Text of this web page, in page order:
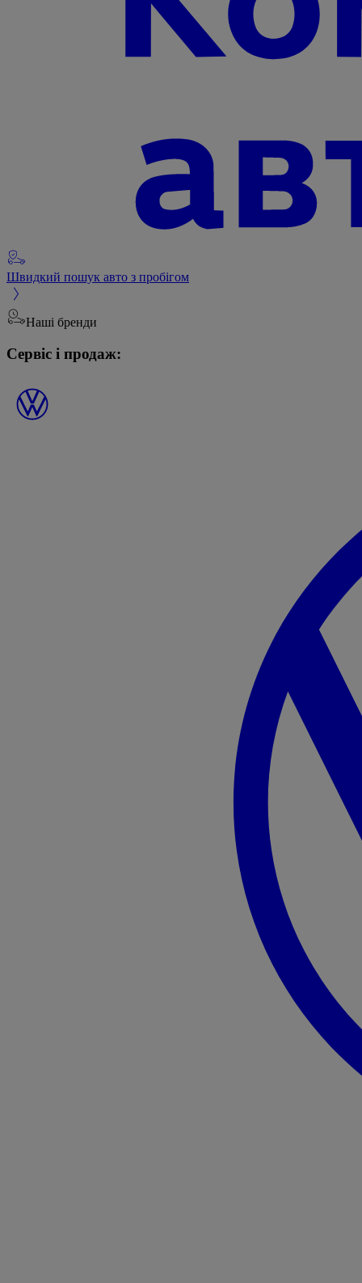
Швидкий пошук авто з пробігом
Наші бренди
Сервіс і продаж: